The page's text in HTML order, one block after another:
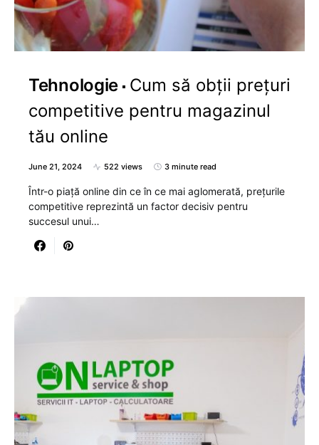
Tehnologie Cum să obții prețuri
competitive pentru magazinul
tău online
June 21, 2024 522 views 3 minute read
Într-o piață online din ce în ce mai aglomerată, prețurile
competitive reprezintă un factor decisiv pentru
succesul unui…